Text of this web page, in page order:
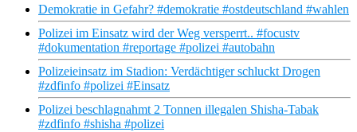
Demokratie in Gefahr? #demokratie #ostdeutschland #wahlen
Polizei im Einsatz wird der Weg versperrt.. #focustv
#dokumentation #reportage #polizei #autobahn
Polizeieinsatz im Stadion: Verdächtiger schluckt Drogen
#zdfinfo #polizei #Einsatz
Polizei beschlagnahmt 2 Tonnen illegalen Shisha-Tabak
#zdfinfo #shisha #polizei